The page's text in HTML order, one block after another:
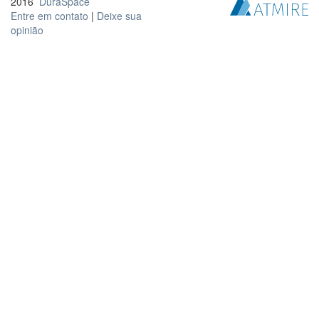
Entre em contato | Deixe sua
opinião